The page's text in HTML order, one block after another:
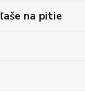
na pitie